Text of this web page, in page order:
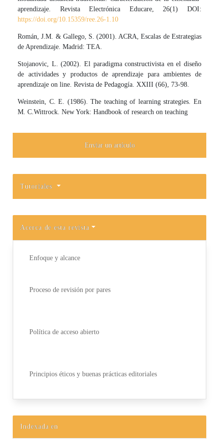
aprendizaje. Revista Electrónica Educare, 26(1) DOI:
https://doi.org/10.15359/ree.26-1.10
Román, J.M. & Gallego, S. (2001). ACRA, Escalas de Estrategias
de Aprendizaje. Madrid: TEA.
Stojanovic, L. (2002). El paradigma constructivista en el diseño
de actividades y productos de aprendizaje para ambientes de
aprendizaje on line. Revista de Pedagogía. XXIII (66), 73-98.
Weinstein, C. E. (1986). The teaching of learning strategies. En
M. C.Wittrock. New York: Handbook of research on teaching
Enviar un artículo
Tutoriales
Acerca de esta revista
Enfoque y alcance
Proceso de revisión por pares
Política de acceso abierto
Principios éticos y buenas prácticas editoriales
Indexada en